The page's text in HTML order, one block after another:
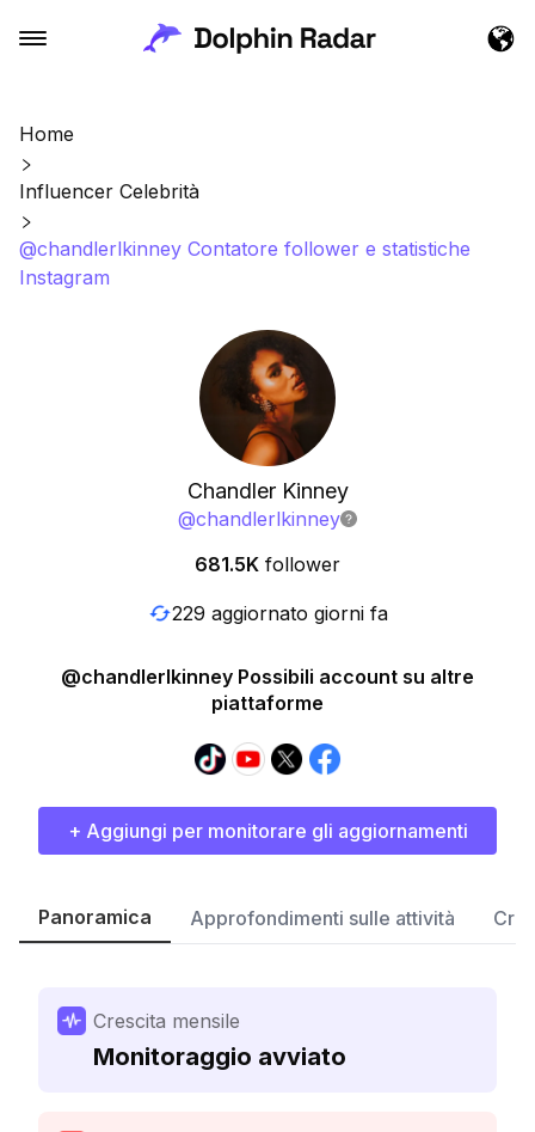
Home
Influencer Celebrità
@chandlerlkinney Contatore follower e statistiche
Instagram
Chandler Kinney
@chandlerlkinney
681.5K follower
229 aggiornato giorni fa
@chandlerlkinney Possibili account su altre
piattaforme
+ Aggiungi per monitorare gli aggiornamenti
Panoramica Approfondimenti sulle attività
Crescita mensile
Monitoraggio avviato